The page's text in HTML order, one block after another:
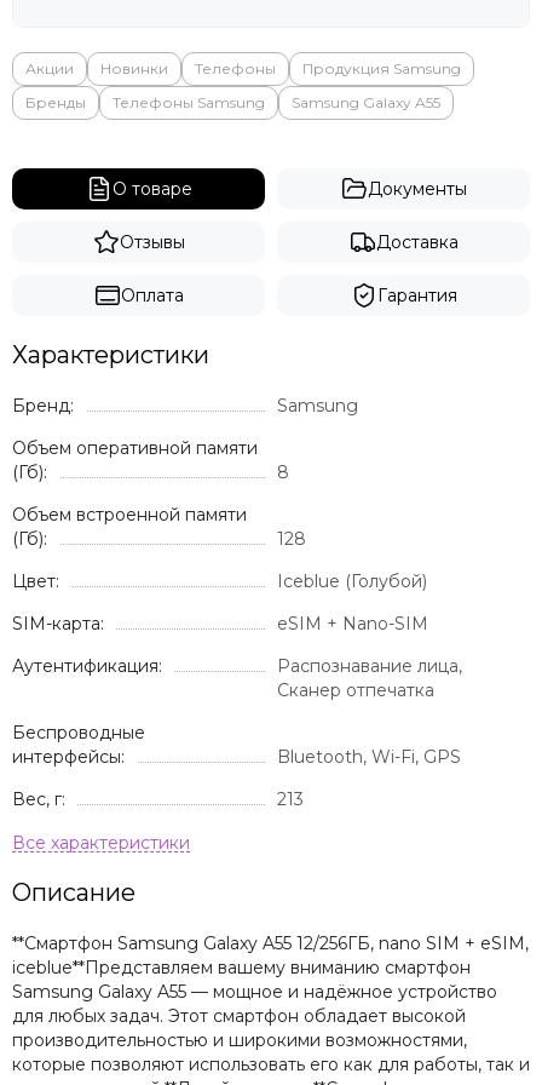
Акции Новинки Телефоны
Продукция Samsung
Бренды
Телефоны Samsung Samsung Galaxy A55
О товаре Документы
Отзывы Доставка
Оплата Гарантия
Характеристики
Бренд:
Samsung
Объем оперативной памяти
(Гб):
8
Объем встроенной памяти
(Гб):
128
Цвет:
Iceblue (Голубой)
SIM-карта:
eSIM + Nano-SIM
Аутентификация:
Распознавание лица,
Сканер отпечатка
Беспроводные
интерфейсы:
Bluetooth, Wi-Fi, GPS
Вес, г:
213
Описание
**Смартфон Samsung Galaxy A55 12/256ГБ, nano SIM + eSIM,
iceblue**Представляем вашему вниманию смартфон
Samsung Galaxy A55 — мощное и надёжное устройство
для любых задач. Этот смартфон обладает высокой
производительностью и широкими возможностями,
которые позволяют использовать его как для работы, так и